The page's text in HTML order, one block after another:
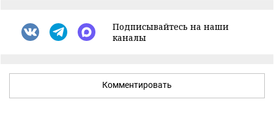
Подписывайтесь на наши
каналы
Комментировать